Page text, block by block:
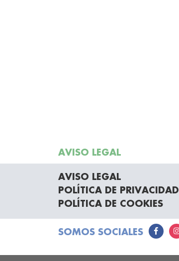
AVISO LEGAL
AVISO LEGAL
POLÍTICA DE PRIVACIDAD
POLÍTICA DE COOKIES
SOMOS SOCIALES